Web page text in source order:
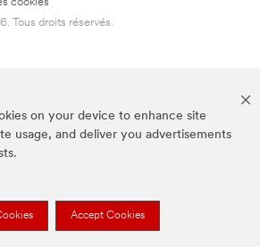
on your device to enhance site
usage, and deliver you advertisements
Accept Cookies
Tous droits réservés.
de 3M.